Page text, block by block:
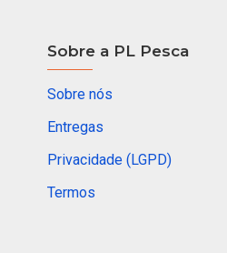
Sobre a PL Pesca
Sobre nós
Entregas
Privacidade (LGPD)
Termos